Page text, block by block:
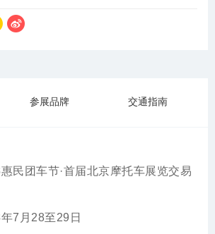
参展品牌 交通指南
民团车节·首届北京摩托车展览交易
7月28至29日